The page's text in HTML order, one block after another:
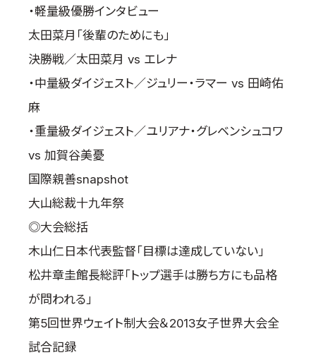
・軽量級優勝インタビュー
太田菜月「後輩のためにも」
決勝戦／太田菜月 vs エレナ
・中量級ダイジェスト／ジュリー・ラマー vs 田崎佑
麻
・重量級ダイジェスト／ユリアナ・グレベンシュコワ
vs 加賀谷美憂
国際親善snapshot
大山総裁十九年祭
◎大会総括
木山仁日本代表監督「目標は達成していない」
松井章圭館長総評「トップ選手は勝ち方にも品格
が問われる」
第5回世界ウェイト制大会＆2013女子世界大会全
試合記録